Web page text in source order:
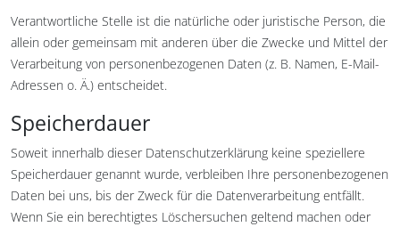
Verantwortliche Stelle ist die natürliche oder juristische Person, die
allein oder gemeinsam mit anderen über die Zwecke und Mittel der
Verarbeitung von personenbezogenen Daten (z. B. Namen, E-Mail-
Adressen o. Ä.) entscheidet.
Speicherdauer
Soweit innerhalb dieser Datenschutzerklärung keine speziellere
Speicherdauer genannt wurde, verbleiben Ihre personenbezogenen
Daten bei uns, bis der Zweck für die Datenverarbeitung entfällt.
Wenn Sie ein berechtigtes Löschersuchen geltend machen oder